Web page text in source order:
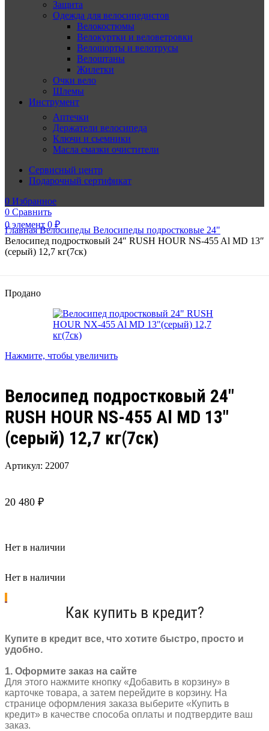
Защита
Одежда для велосипедистов
Велокостюмы
Велокуртки и веловетровки
Велошорты и велотрусы
Велоштаны
Жилетки
Очки вело
Шлемы
Инструмент
Аптечки
Держатели велосипеда
Ключи и сьемники
Масла смазки очистители
Сервисный центр
Подарочный сертификат
0 Избранное
0 Сравнить
0элемент 0 ₽
ГлавнаяВелосипеды Велосипеды подростковые 24"
Велосипед подростковый 24″ RUSH HOUR NS-455 Al MD 13″
(серый) 12,7 кг(7ск)
Продано
Нажмите, чтобы увеличить
Велосипед подростковый 24″
RUSH HOUR NS-455 Al MD 13″
(серый) 12,7 кг(7ск)
Артикул: 22007
20 480 ₽
Нет в наличии
Нет в наличии
Как купить в кредит?
Купите в кредит все, что хотите быстро, просто и
удобно.
1. Оформите заказ на сайте
Для этого нажмите кнопку «Добавить в корзину» в
карточке товара, а затем перейдите в корзину. На
странице оформления заказа выберите «Купить в
кредит» в качестве способа оплаты и подтвердите ваш
заказ.